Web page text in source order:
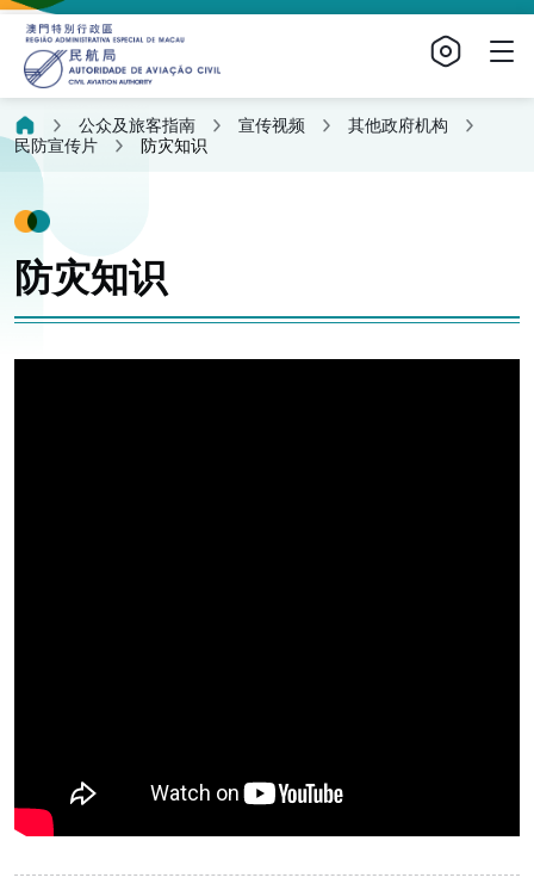
公众及旅客指南 宣传视频
其他政府机构
民防宣传片
防灾知识
防灾知识